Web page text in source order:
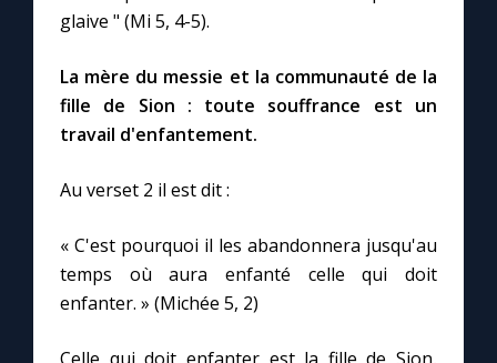
glaive " (Mi 5, 4-5).
La mère du messie et la communauté de la
fille de Sion : toute souffrance est un
travail d'enfantement.
Au verset 2 il est dit :
« C'est pourquoi il les abandonnera jusqu'au
temps où aura enfanté celle qui doit
enfanter. » (Michée 5, 2)